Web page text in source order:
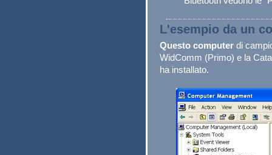
L'esempio da un
Questo computer di
WidComm (Primo) e la
ha installato.